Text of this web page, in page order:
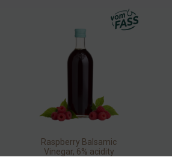
Raspberry Balsamic
Vinegar, 6% acidity